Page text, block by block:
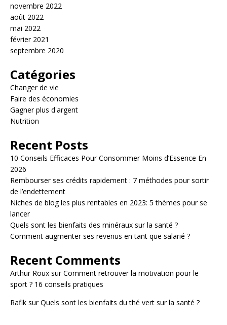
novembre 2022
août 2022
mai 2022
février 2021
septembre 2020
Catégories
Changer de vie
Faire des économies
Gagner plus d'argent
Nutrition
Recent Posts
10 Conseils Efficaces Pour Consommer Moins d’Essence En
2026
Rembourser ses crédits rapidement : 7 méthodes pour sortir
de l’endettement
Niches de blog les plus rentables en 2023: 5 thèmes pour se
lancer
Quels sont les bienfaits des minéraux sur la santé ?
Comment augmenter ses revenus en tant que salarié ?
Recent Comments
Arthur Roux surComment retrouver la motivation pour le
sport ? 16 conseils pratiques
Rafik surQuels sont les bienfaits du thé vert sur la santé ?